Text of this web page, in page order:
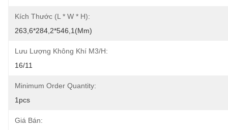
Kích Thước (L * W * H):
263,6*284,2*546,1(mm)
Lưu Lượng Không Khí M3/h:
16/11
Minimum Order Quantity:
1pcs
Giá Bán: